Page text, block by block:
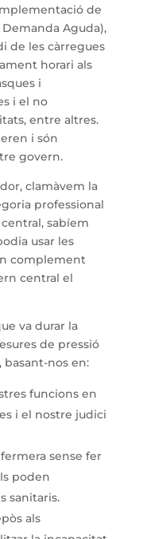
de
Aguda),
de les càrregues
horari als
i
i el no
entre altres.
i són
govern.
clamàvem la
professional
sabíem
usar les
complement
central el
va durar la
de pressió
basant-nos en:
funcions en
i el nostre judici
sense fer
poden
sanitaris.
als